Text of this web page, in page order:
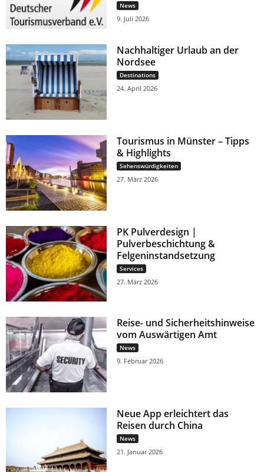
News
9. Juli 2026
Nachhaltiger Urlaub an der
Nordsee
Destinations
24. April 2026
Tourismus in Münster – Tipps
& Highlights
Sehenswürdigkeiten
27. März 2026
PK Pulverdesign |
Pulverbeschichtung &
Felgeninstandsetzung
Services
27. März 2026
Reise- und Sicherheitshinweise
vom Auswärtigen Amt
News
9. Februar 2026
Neue App erleichtert das
Reisen durch China
News
21. Januar 2026